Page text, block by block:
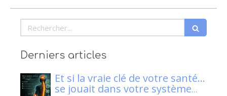
Rechercher
Derniers articles
Et si la vraie clé de votre santé…
se jouait dans votre système